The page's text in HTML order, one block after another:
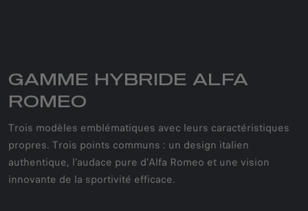
GAMME HYBRIDE ALFA
ROMEO
Trois modèles emblématiques avec leurs caractéristiques
propres. Trois points communs : un design italien
authentique, l’audace pure d’Alfa Romeo et une vision
innovante de la sportivité efficace.